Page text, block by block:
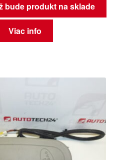
bude produkt na sklade
Viac info